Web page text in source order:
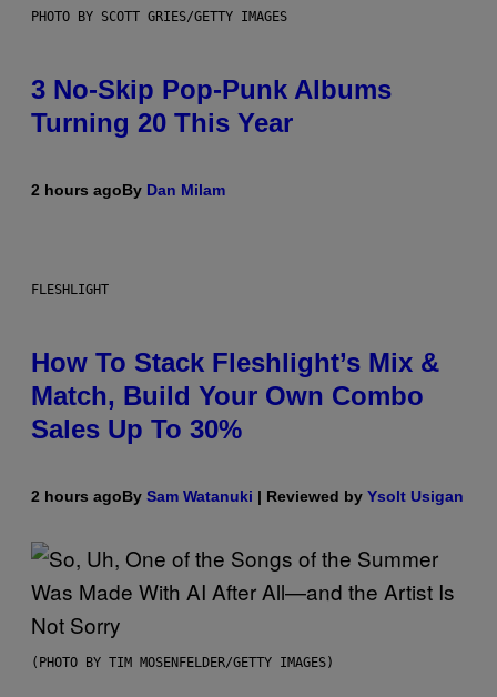
PHOTO BY SCOTT GRIES/GETTY IMAGES
3 No-Skip Pop-Punk Albums
Turning 20 This Year
2 hours agoBy Dan Milam
FLESHLIGHT
How To Stack Fleshlight’s Mix &
Match, Build Your Own Combo
Sales Up To 30%
2 hours agoBy Sam Watanuki | Reviewed by Ysolt Usigan
(PHOTO BY TIM MOSENFELDER/GETTY IMAGES)